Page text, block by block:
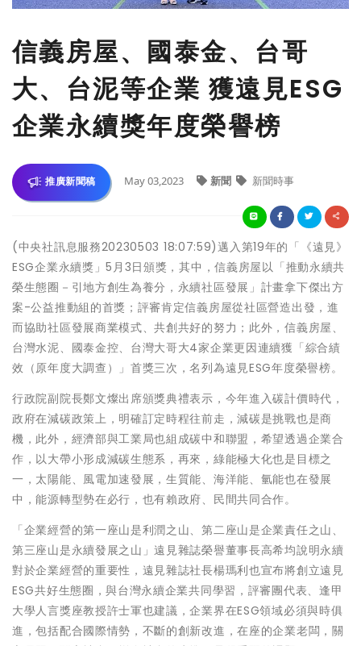
信義房屋、國泰金、台哥
大、台泥等企業 獲遠見ESG
企業永續獎年度榮譽榜
推廣新聞稿 May 03,2023 新聞 新聞時事
(中央社訊息服務20230503 18:07:59)邁入第19年的「《遠見》
ESG企業永續獎」5月3日頒獎，其中，信義房屋以「推動永續共
榮生態圈－引地方創生為養分，永續社區發展」計畫拿下傑出方
案-公益推動組的首獎；評審肯定信義房屋從社區營造出發，進
而協助社區發展商業模式、共創共好的努力；此外，信義房屋、
台灣水泥、國泰金控、台灣大哥大4家企業更因連續獲「綜合績
效（原年度大調查）」首獎三次，名列為遠見ESG年度榮譽榜。
行政院副院長鄭文燦出席頒獎典禮表示，今年進入碳計價時代，
政府在減碳政策上，明確訂定時程往前走，減碳是挑戰也是商
機，此外，經濟部與工業局也組成碳中和聯盟，希望透過企業合
作，以大帶小形成減碳生態系，再來，綠能極大化也是目標之
一，太陽能、風電加速發展，生質能、海洋能、氫能也在發展
中，能源轉型勢在必行，也有賴政府、民間共同合作。
「企業經營的第一座山是利潤之山、第二座山是企業責任之山、
第三座山是永續發展之山」遠見雜誌榮譽董事長高希均說明永續
對於企業經營的重要性，遠見雜誌社長楊瑪利也宣布將創立遠見
ESG共好生態圈，與台灣永續企業共同學習，評審團代表、逢甲
大學人言獎座教授許士軍也建議，企業界在ESG領域必須與時俱
進，包括配合國際情勢，不斷的創新改進，在座的企業老闆，關